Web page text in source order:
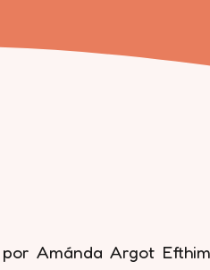
Amánda Argot